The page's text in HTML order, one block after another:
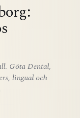
Göta Dental,
lingual och